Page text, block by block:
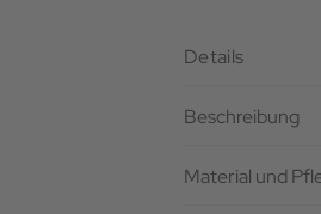
Details
Beschreibung
Material und